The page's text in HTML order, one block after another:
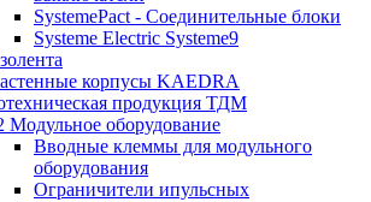
SystemePact - Соединительные блоки
Systeme Electric Systeme9
корпусы KAEDRA
продукция ТДМ
Модульное оборудование
Вводные клеммы для модульного
оборудования
Ограничители ипульсных